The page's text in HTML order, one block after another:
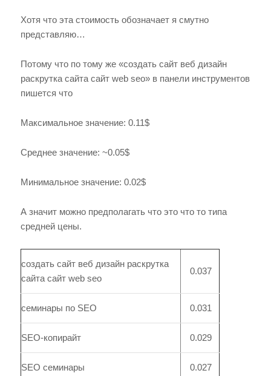
Хотя что эта стоимость обозначает я смутно
представляю…
Потому что по тому же «создать сайт веб дизайн
раскрутка сайта сайт web seo» в панели инструментов
пишется что
Максимальное значение: 0.11$
Среднее значение: ~0.05$
Минимальное значение: 0.02$
А значит можно предполагать что это что то типа
средней цены.
создать сайт веб дизайн раскрутка
сайта сайт web seo
0.037
семинары по SEO 0.031
SEO-копирайт 0.029
SEO семинары 0.027